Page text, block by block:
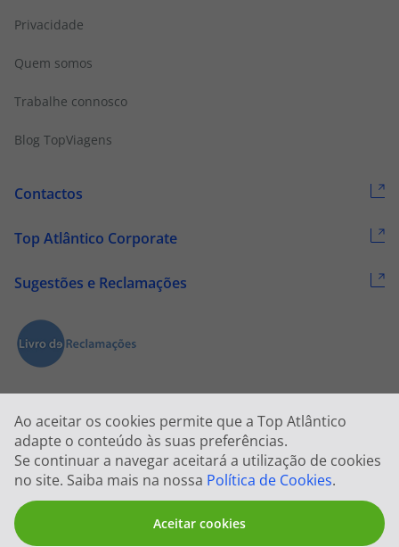
Ao aceitar os cookies permite que a Top Atlântico
adapte o conteúdo às suas preferências.
Se continuar a navegar aceitará a utilização de cookies
no site. Saiba mais na nossa Política de Cookies.
Aceitar cookies
Privacidade
Quem somos
Trabalhe connosco
Blog TopViagens
Contactos
Top Atlântico Corporate
Sugestões e Reclamações
2026 © Todos os direitos reservados:Top Atlântico, Viagens e Turismo